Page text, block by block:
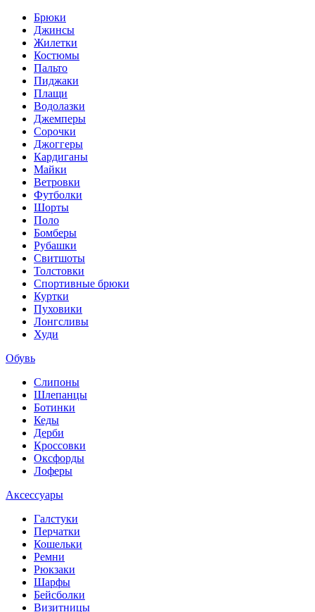
Брюки
Джинсы
Жилетки
Костюмы
Пальто
Пиджаки
Плащи
Водолазки
Джемперы
Сорочки
Джоггеры
Кардиганы
Майки
Ветровки
Футболки
Шорты
Поло
Бомберы
Рубашки
Свитшоты
Толстовки
Спортивные брюки
Куртки
Пуховики
Лонгсливы
Худи
Обувь
Слипоны
Шлепанцы
Ботинки
Кеды
Дерби
Кроссовки
Оксфорды
Лоферы
Аксессуары
Галстуки
Перчатки
Кошельки
Ремни
Рюкзаки
Шарфы
Бейсболки
Визитницы